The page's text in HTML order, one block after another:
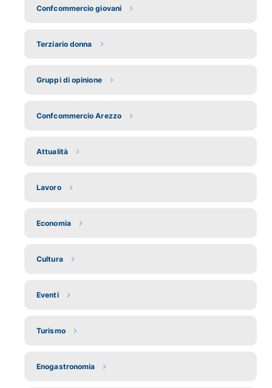
Confcommercio giovani
Terziario donna
Gruppi di opinione
Confcommercio Arezzo
Attualità
Lavoro
Economia
Cultura
Eventi
Turismo
Enogastronomia